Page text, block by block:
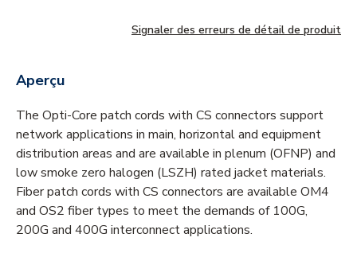
Signaler des erreurs de détail de produit
Aperçu
The Opti-Core patch cords with CS connectors support
network applications in main, horizontal and equipment
distribution areas and are available in plenum (OFNP) and
low smoke zero halogen (LSZH) rated jacket materials.
Fiber patch cords with CS connectors are available OM4
and OS2 fiber types to meet the demands of 100G,
200G and 400G interconnect applications.